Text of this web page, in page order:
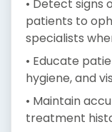
• Detect signs
patients to
specialists
• Educate
hygiene, and
• Maintain
treatment